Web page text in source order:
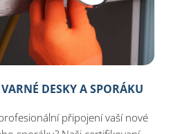
DESKY A SPORÁKU
připojení vaší nové